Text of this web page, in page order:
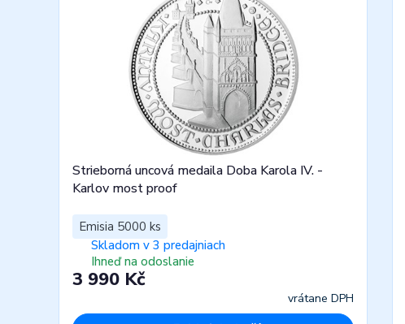
Strieborná uncová medaila Doba Karola IV. -
Karlov most proof
Emisia 5000 ks
Skladom v 3 predajniach
Ihneď na odoslanie
3 990 Kč
vrátane DPH